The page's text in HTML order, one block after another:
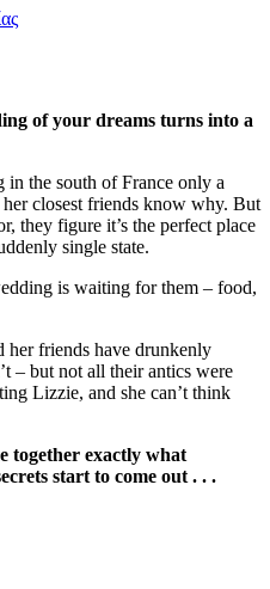
of your dreams turns into a
the south of France only a
closest friends know why. But
they figure it’s the perfect place
single state.
is waiting for them – food,
her friends have drunkenly
– but not all their antics were
Lizzie, and she can’t think
together exactly what
start to come out . . .